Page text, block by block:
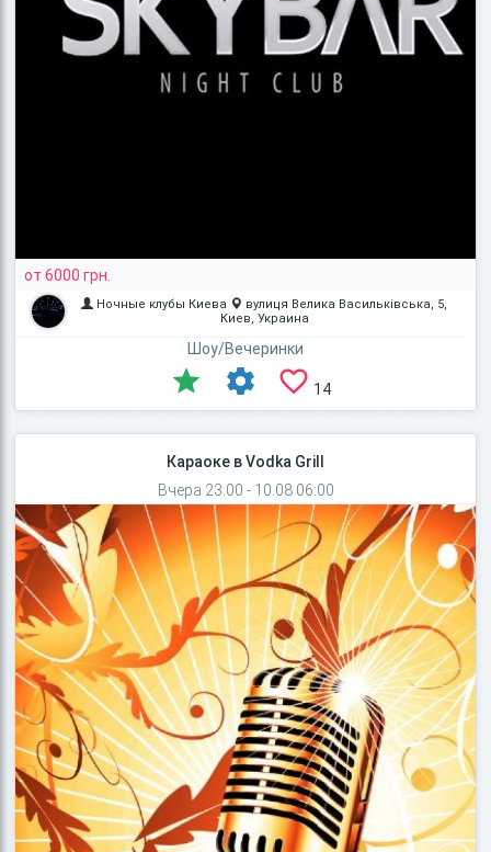
от 6000 грн.
Ночные клубы Киева
вулиця Велика Васильківська, 5,
Киев, Украина
Шоу/Вечеринки
14
Караоке в Vodka Grill
Вчера 23:00 - 10.08 06:00